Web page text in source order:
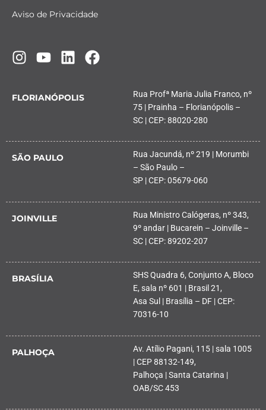
Aviso de Privacidade
FLORIANÓPOLIS
Rua Profª Maria Julia Franco, nº
75 | Prainha – Florianópolis –
SC | CEP: 88020-280
SÃO PAULO
Rua Jacundá, nº 219 | Morumbi
– São Paulo –
SP | CEP: 05679-060
JOINVILLE
Rua Ministro Calógeras, nº 343,
9º andar | Bucarein – Joinville –
SC | CEP: 89202-207
BRASÍLIA
SHS Quadra 6, Conjunto A, Bloco
E, sala nº 601 | Brasil 21,
Asa Sul | Brasília – DF | CEP:
70316-10
PALHOÇA
Av. Atílio Pagani, 115 | sala 1005
| CEP 88132-149,
Palhoça | Santa Catarina |
OAB/SC 453